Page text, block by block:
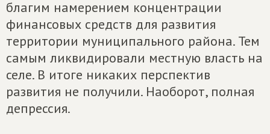
благим намерением концентрации
финансовых средств для развития
территории муниципального района. Тем
самым ликвидировали местную власть на
селе. В итоге никаких перспектив
развития не получили. Наоборот, полная
депрессия.